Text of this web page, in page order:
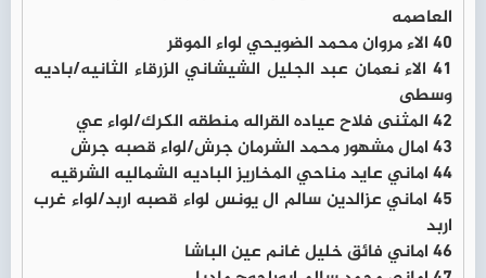
العاصمه
40 الاء مروان محمد الضويحي لواء الموقر
41 الاء نعمان عبد الجليل الشيشاني الزرقاء الثانيه/باديه
وسطى
42 المثنى فلاح عياده القراله منطقه الكرك/لواء عي
43 امال مشهور محمد الشرمان جرش/لواء قصبه جرش
44 اماني عايد مناحي المخاريز الباديه الشماليه الشرقيه
45 اماني عزالدين سالم ال يونس لواء قصبه اربد/لواء غرب
اربد
46 اماني فائق خليل غانم عين الباشا